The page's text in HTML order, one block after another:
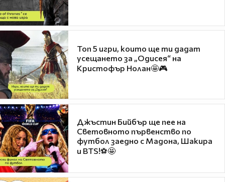
Топ 5 игри, които ще ти дадат
усещането за „Одисея“ на
Кристофър Нолан🤩🎮
Джъстин Бийбър ще пее на
Световното първенство по
футбол заедно с Мадона, Шакира
и BTS!⚽🤩